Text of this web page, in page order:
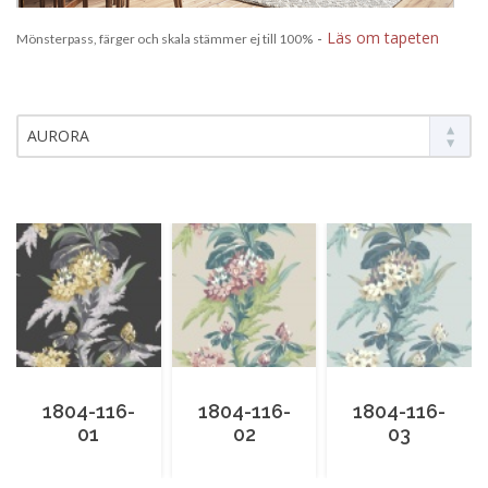
Mönsterpass, färger och skala stämmer ej till 100% - Läs om tapeten
AURORA
1804-116-
01
1804-116-
02
1804-116-
03